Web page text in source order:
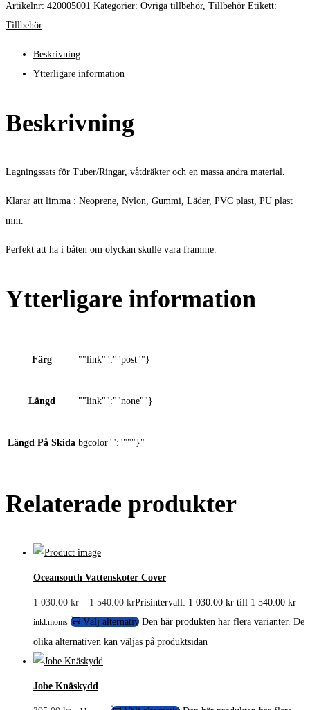
Artikelnr: 420005001 Kategorier: Övriga tillbehör, Tillbehör Etikett:
Tillbehör
Beskrivning
Ytterligare information
Beskrivning
Lagningssats för Tuber/Ringar, våtdräkter och en massa andra material.
Klarar att limma : Neoprene, Nylon, Gummi, Läder, PVC plast, PU plast
mm.
Perfekt att ha i båten om olyckan skulle vara framme.
Ytterligare information
Färg ""link"":""post""}
Längd ""link"":""none""}
Längd På Skida bgcolor"":""""}"
Relaterade produkter
Oceansouth Vattenskoter Cover
1 030.00 kr – 1 540.00 krPrisintervall: 1 030.00 kr till 1 540.00 kr
inkl.moms Välj alternativ Den här produkten har flera varianter. De
olika alternativen kan väljas på produktsidan
Jobe Knäskydd